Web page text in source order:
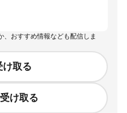
、おすすめ情報なども配信しま
け取る
け取る